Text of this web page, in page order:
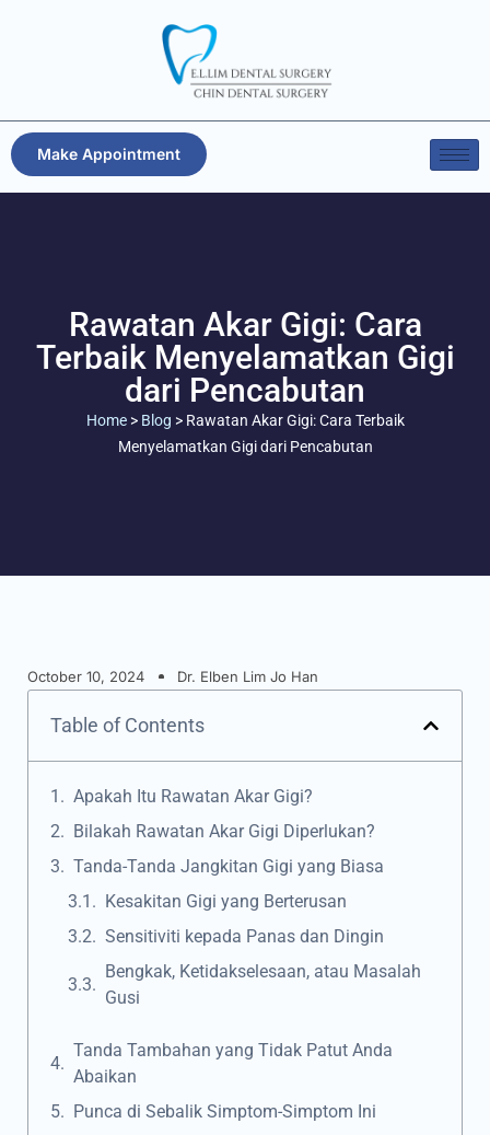
Make Appointment
Rawatan Akar Gigi: Cara
Terbaik Menyelamatkan Gigi
dari Pencabutan
Home> Blog > Rawatan Akar Gigi: Cara Terbaik
Menyelamatkan Gigi dari Pencabutan
October 10, 2024 Dr. Elben Lim Jo Han
Table of Contents
Apakah Itu Rawatan Akar Gigi?
Bilakah Rawatan Akar Gigi Diperlukan?
Tanda-Tanda Jangkitan Gigi yang Biasa
Kesakitan Gigi yang Berterusan
Sensitiviti kepada Panas dan Dingin
Bengkak, Ketidakselesaan, atau Masalah
Gusi
Tanda Tambahan yang Tidak Patut Anda
Abaikan
Punca di Sebalik Simptom-Simptom Ini